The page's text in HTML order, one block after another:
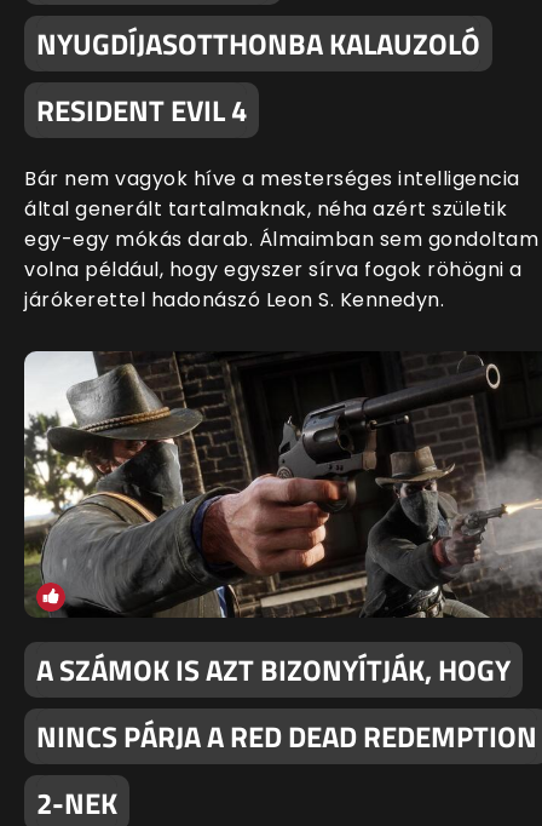
NYUGDÍJASOTTHONBA KALAUZOLÓ
RESIDENT EVIL 4
Bár nem vagyok híve a mesterséges intelligencia
által generált tartalmaknak, néha azért születik
egy-egy mókás darab. Álmaimban sem gondoltam
volna például, hogy egyszer sírva fogok röhögni a
járókerettel hadonászó Leon S. Kennedyn.
A SZÁMOK IS AZT BIZONYÍTJÁK, HOGY
NINCS PÁRJA A RED DEAD REDEMPTION
2-NEK